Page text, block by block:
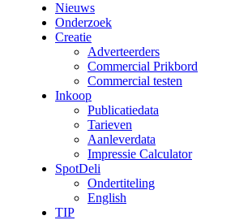
Nieuws
Onderzoek
Creatie
Adverteerders
Commercial Prikbord
Commercial testen
Inkoop
Publicatiedata
Tarieven
Aanleverdata
Impressie Calculator
SpotDeli
Ondertiteling
English
TIP